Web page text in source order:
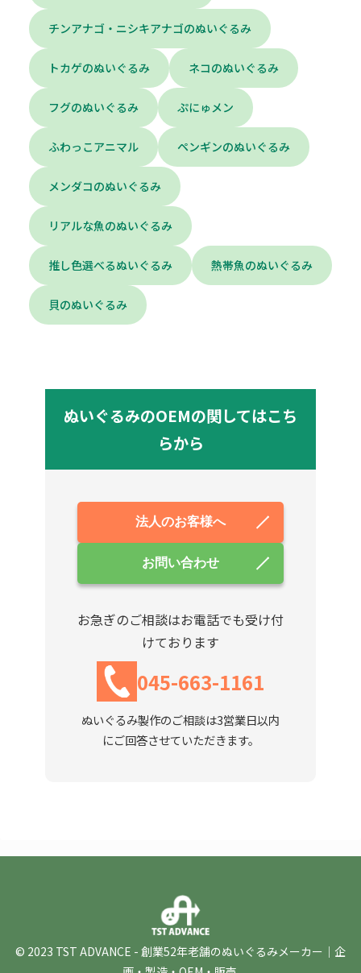
チンアナゴ・ニシキアナゴのぬいぐるみ
トカゲのぬいぐるみ ネコのぬいぐるみ
フグのぬいぐるみ ぷにゅメン
ふわっこアニマル ペンギンのぬいぐるみ
メンダコのぬいぐるみ
リアルな魚のぬいぐるみ
推し色選べるぬいぐるみ 熱帯魚のぬいぐるみ
貝のぬいぐるみ
ぬいぐるみのOEMの関してはこち
らから
法人のお客様へ
お問い合わせ
お急ぎのご相談はお電話でも受け付
けております
045-663-1161
ぬいぐるみ製作のご相談は3営業日以内
にご回答させていただきます。
© 2023 TST ADVANCE - 創業52年老舗のぬいぐるみメーカー｜企